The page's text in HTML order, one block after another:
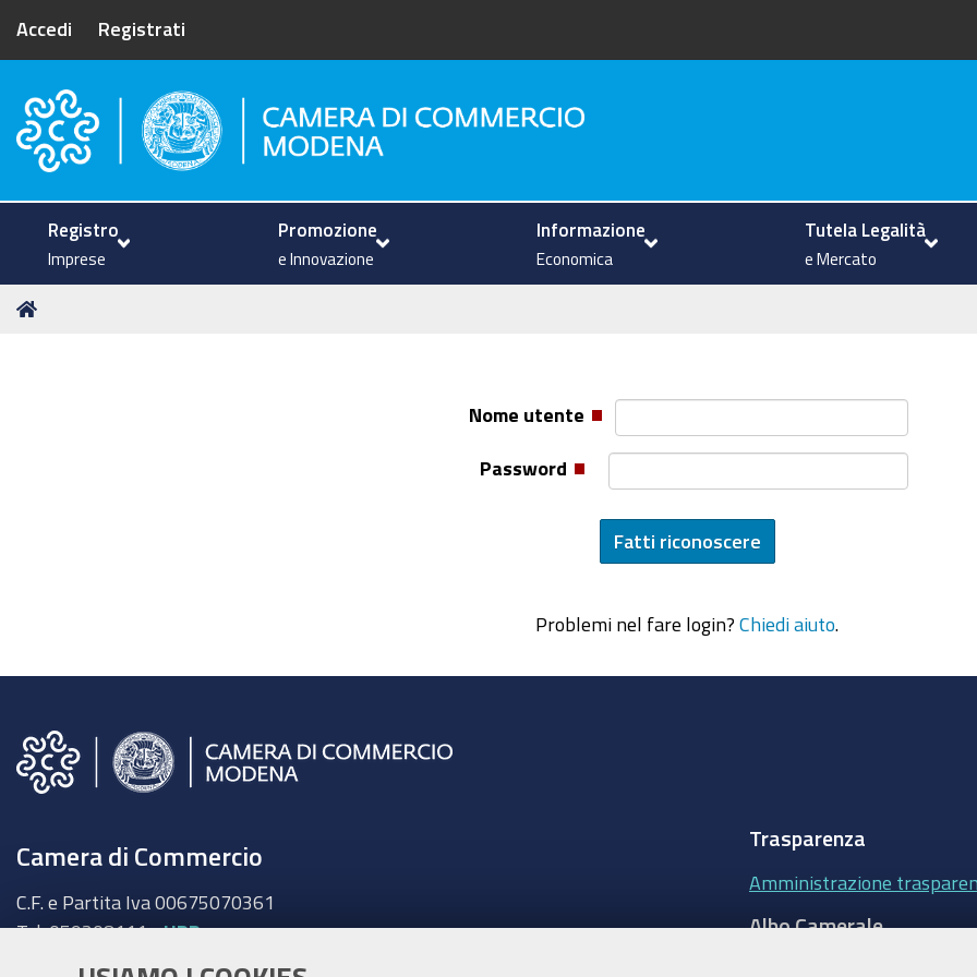
Accedi Registrati
Camera di Commercio di Modena
Registro
Imprese
Promozione
e Innovazione
Informazione
Economica
Tutela Legalità
e Mercato
Tu
Nome utente
Password
Problemi nel fare login? Chiedi aiuto
Camera di Commercio
C.F. e Partita Iva 00675070361
Tel. 059208111 -URP
Trasparenza
Amministrazione
Albo Camerale